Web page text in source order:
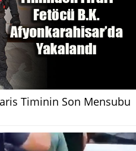
Timinin Son Mensubu